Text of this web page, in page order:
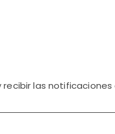
recibir las